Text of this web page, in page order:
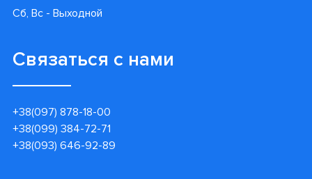
Сб, Вс - Выходной
Связаться с нами
+38(097) 878-18-00
+38(099) 384-72-71
+38(093) 646-92-89